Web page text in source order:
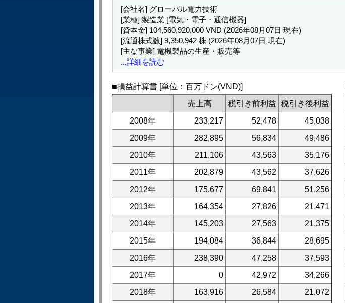
[会社名] グローバル電力技術
[業種] 製造業 [電気・電子・通信機器]
[資本金] 104,560,920,000 VND (2026年08月07日 現在)
[流通株式数] 9,350,942 株 (2026年08月07日 現在)
[主な事業] 電機製品の生産・販売等
...詳細を読む
■損益計算書 [単位：百万ドン(VND)]
売上高
税引き前利益 税引き後利益
2008年
233,217 52,478
45,038
2009年
282,895 56,834
49,486
2010年
211,106 43,563
35,176
2011年
202,879 43,562
37,626
2012年
175,677 69,841
51,256
2013年
164,354 27,826
21,471
2014年
145,203 27,563
21,375
2015年
194,084 36,844
28,695
2016年
238,390 47,258
37,593
2017年
0 42,972
34,266
2018年
163,916 26,584
21,072